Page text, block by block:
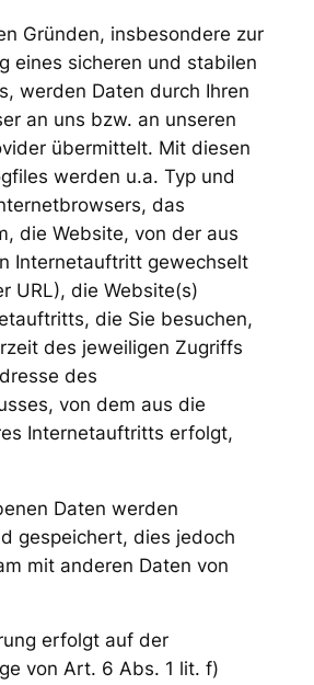
Gründen, insbesondere zur
eines sicheren und stabilen
werden Daten durch Ihren
an uns bzw. an unseren
übermittelt. Mit diesen
werden u.a. Typ und
das
die Website, von der aus
Internetauftritt gewechselt
URL), die Website(s)
die Sie besuchen,
des jeweiligen Zugriffs
des
von dem aus die
Internetauftritts erfolgt,
Daten werden
gespeichert, dies jedoch
mit anderen Daten von
erfolgt auf der
von Art. 6 Abs. 1 lit. f)